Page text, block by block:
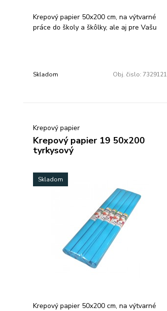
Krepový papier 50x200 cm, na výtvarné
práce do školy a škôlky, ale aj pre Vašu
Skladom Obj. čislo: 7329121
Krepový papier
Krepový papier 19 50x200
tyrkysový
Skladom
Krepový papier 50x200 cm, na výtvarné